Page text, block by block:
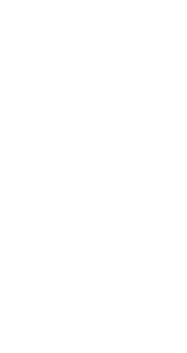
Antalije u posjeti Ministarstvu za
i sport BPK-a Goražde